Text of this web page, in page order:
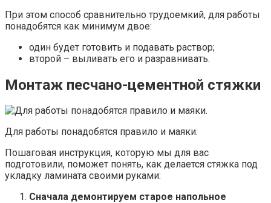
При этом способ сравнительно трудоемкий, для работы
понадобятся как минимум двое:
один будет готовить и подавать раствор;
второй – выливать его и разравнивать.
Монтаж песчано-цементной стяжки
Для работы понадобятся правило и маяки.
Пошаговая инструкция, которую мы для вас
подготовили, поможет понять, как делается стяжка под
укладку ламината своими руками:
Сначала демонтируем старое напольное